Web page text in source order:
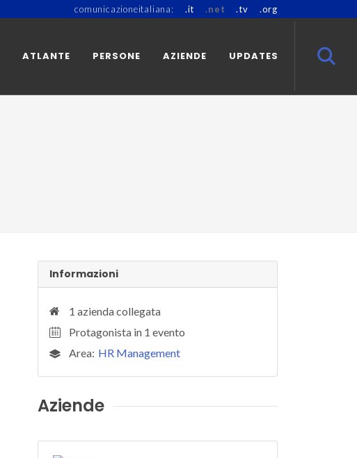
comunicazioneitaliana: .it .net .tv .org
ATLANTE PERSONE AZIENDE UPDATES
Informazioni
1 azienda collegata
Protagonista in 1 evento
Area: HR Management
Aziende